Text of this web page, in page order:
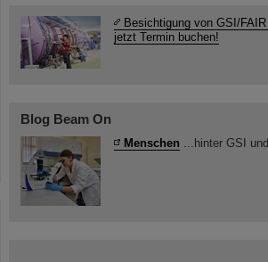
Besichtigung von GSI/
jetzt Termin buchen!
Blog Beam On
Menschen ...hinter GSI